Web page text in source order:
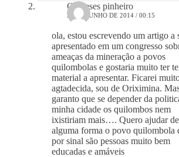
Geineses pinheiro
25 DE JUNHO DE 2014 / 00:15
ola, estou escrevendo um artigo a
apresentado em um congresso
ameaças da mineração a povos
quilombolas e gostaria muito ter
material a apresentar. Ficarei
agtadecida, sou de Oriximina.
garanto que se depender da
minha cidade os quilombos nem
ixistiriam mais…. Quero ajudar de
alguma forma o povo quilombola
por sinal são pessoas muito bem
educadas e amáveis